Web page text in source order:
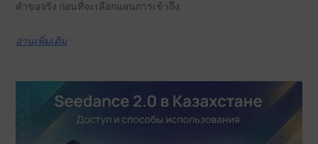
คำขอจริง ก่อนที่จะเลือกแผนการเข้าถึง.
อ่านเพิ่มเติม